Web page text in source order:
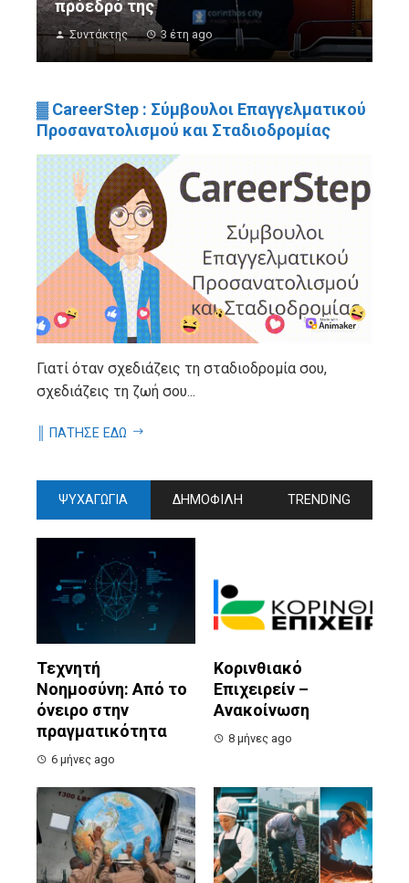
πρόεδρό της
Συντάκτης 3 έτη ago
▓ CareerStep : Σύμβουλοι Επαγγελματικού
Προσανατολισμού και Σταδιοδρομίας
Γιατί όταν σχεδιάζεις τη σταδιοδρομία σου,
σχεδιάζεις τη ζωή σου...
║ ΠΑΤΗΣΕ ΕΔΩ
ΨΥΧΑΓΩΓΙΑ ΔΗΜΟΦΙΛΗ TRENDING
Τεχνητή
Νοημοσύνη: Από το
όνειρο στην
πραγματικότητα
6 μήνες ago
Κορινθιακό
Επιχειρείν –
Ανακοίνωση
8 μήνες ago